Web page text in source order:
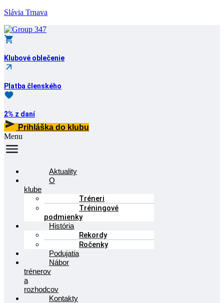
Slávia Trnava
Klubové oblečenie
Platba členského
2% z daní
Prihláška do klubu
Menu
Aktuality
O
klube
Tréneri
Tréningové
podmienky
História
Rekordy
Ročenky
Podujatia
Nábor
trénerov
a
rozhodcov
Kontakty